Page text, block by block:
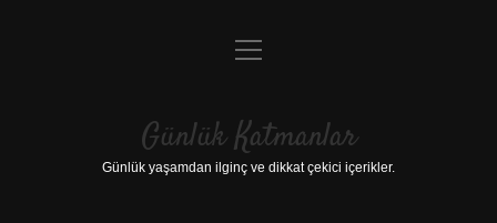
Anasayfa
Yasal Uyarı
menüyü
Günlük Katmanlar
Günlük yaşamdan ilginç ve dikkat çekici içerikler.